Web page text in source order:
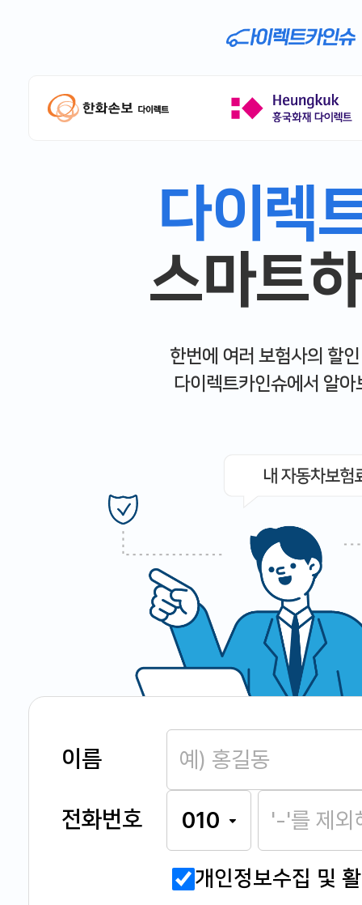
다이렉
스마트
한번에 여러 보험사의 할
다이렉트카인슈에서 알아
이름
전화번호
개인정보수집 및